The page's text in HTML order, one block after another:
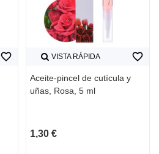
favorite_border VISTA RÁPIDA
Aceite-pincel de cutícula y
uñas, Rosa, 5 ml
1,30 €
favorite_border